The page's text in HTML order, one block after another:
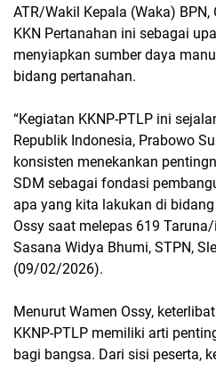
ATR/Wakil Kepala (Waka)
KKN Pertanahan ini sebagai
menyiapkan sumber daya
bidang pertanahan.
“Kegiatan KKNP-PTLP ini
Republik Indonesia, Prabowo
konsisten menekankan
SDM sebagai fondasi
apa yang kita lakukan di
Ossy saat melepas 619
Sasana Widya Bhumi, STPN,
(09/02/2026).
Menurut Wamen Ossy,
KKNP-PTLP memiliki arti
bagi bangsa. Dari sisi peserta,